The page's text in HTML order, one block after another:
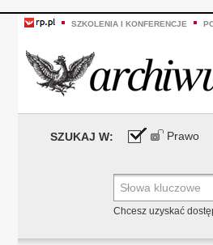
SZKOLENIA I KONFERENCJE
SZUKAJ W: Prawo
Chcesz uzyskać